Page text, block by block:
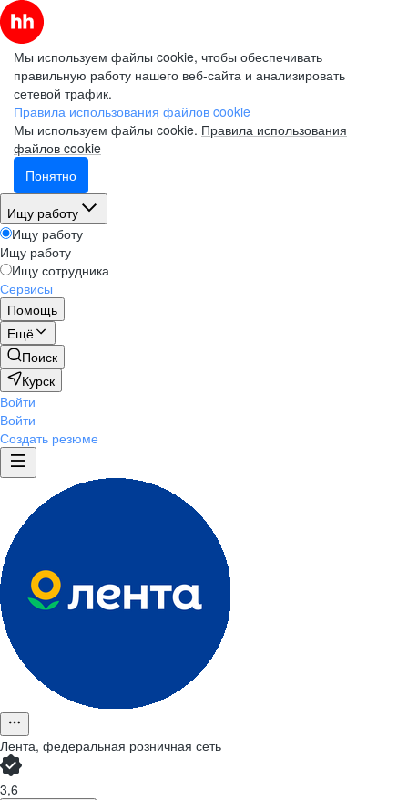
Мы используем файлы cookie, чтобы обеспечивать
правильную работу нашего веб-сайта и анализировать
сетевой трафик.
Правила использования файлов cookie
Мы используем файлы cookie. Правила использования
файлов cookie
Понятно
Ищу работу
Ищу работу
Ищу работу
Ищу сотрудника
Сервисы
Помощь
Ещё
Поиск
Курск
Войти
Войти
Создать резюме
Лента, федеральная розничная сеть
3,6